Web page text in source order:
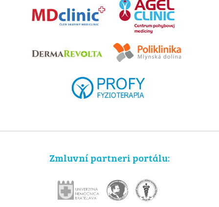
Zmluvní partneri portálu: